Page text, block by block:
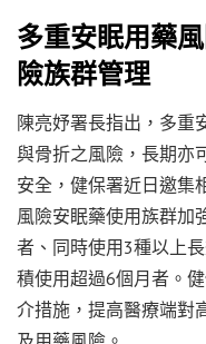
多重安眠用藥
險族群管理
陳亮妤署長指出，多重
與骨折之風險，長期亦
安全，健保署近日邀集
風險安眠藥使用族群加
者、同時使用3種以上
積使用超過6個月者。
介措施，提高醫療端對